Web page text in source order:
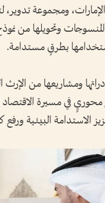
ومجموعة
وتحويلها من
بطرقٍ مستدامة.
ومشاريعها من الإرث
في مسيرة الاقتصاد
الاستدامة البيئية